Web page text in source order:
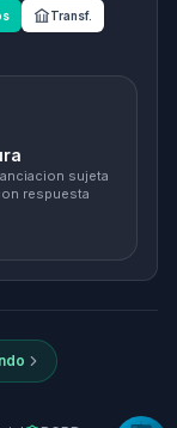
Transf.
sujeta
respuesta